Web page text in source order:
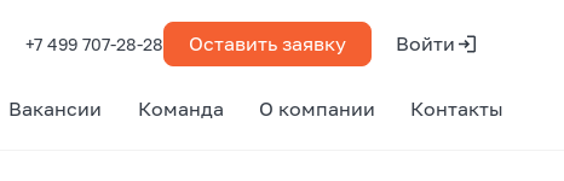
+7 499 707-28-28 Оставить заявку Войти
Вакансии Команда О компании Контакты